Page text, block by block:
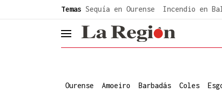
Temas Sequía en Ourense Incendio en
header.menu.open
Ourense Amoeiro Barbadás Coles